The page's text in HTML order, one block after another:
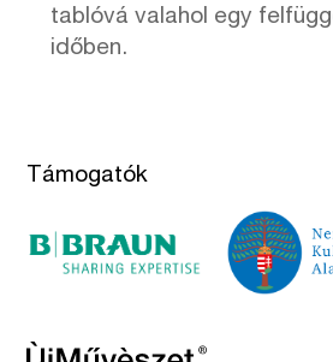
tablóvá valahol egy
időben.
Támogatók